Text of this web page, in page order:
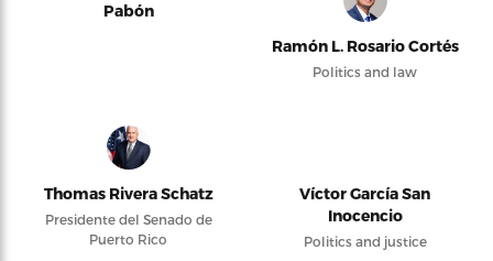
Pabón
Ramón L. Rosario Cortés
Politics and law
Thomas Rivera Schatz
Presidente del Senado de
Puerto Rico
Víctor García San
Inocencio
Politics and justice